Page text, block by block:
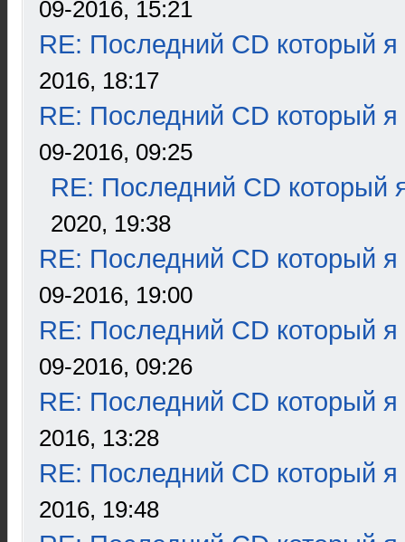
09-2016, 15:21
RE: Последний CD который я
2016, 18:17
RE: Последний CD который я
09-2016, 09:25
RE: Последний CD который
2020, 19:38
RE: Последний CD который я
09-2016, 19:00
RE: Последний CD который я
09-2016, 09:26
RE: Последний CD который я
2016, 13:28
RE: Последний CD который я
2016, 19:48